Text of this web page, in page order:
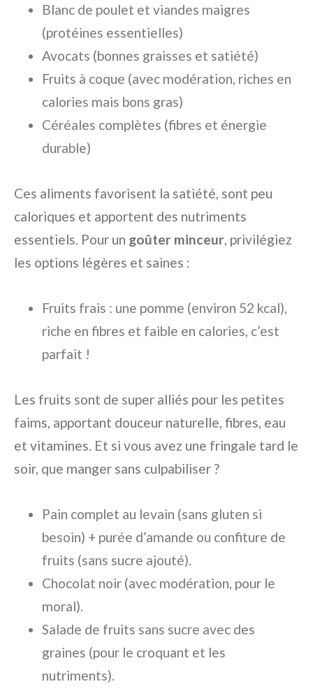
Blanc de poulet et viandes maigres
(protéines essentielles)
Avocats (bonnes graisses et satiété)
Fruits à coque (avec modération, riches en
calories mais bons gras)
Céréales complètes (fibres et énergie
durable)
Ces aliments favorisent la satiété, sont peu
caloriques et apportent des nutriments
essentiels. Pour un goûter minceur , privilégiez
les options légères et saines :
Fruits frais : une pomme (environ 52 kcal),
riche en fibres et faible en calories, c’est
parfait !
Les fruits sont de super alliés pour les petites
faims, apportant douceur naturelle, fibres, eau
et vitamines. Et si vous avez une fringale tard le
soir, que manger sans culpabiliser ?
Pain complet au levain (sans gluten si
besoin) + purée d’amande ou confiture de
fruits (sans sucre ajouté).
Chocolat noir (avec modération, pour le
moral).
Salade de fruits sans sucre avec des
graines (pour le croquant et les
nutriments).